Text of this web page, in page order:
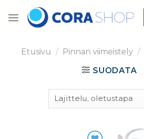
Etusivu / Pinnan viimeistely /
SUODATA